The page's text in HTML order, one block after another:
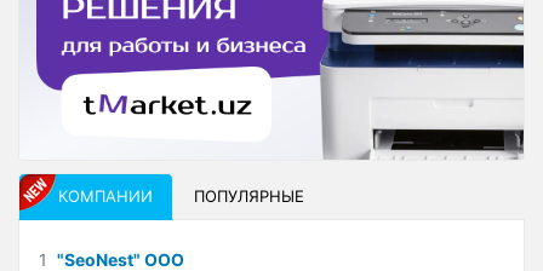
КОМПАНИИ ПОПУЛЯРНЫЕ
1 "SeoNest" ООО